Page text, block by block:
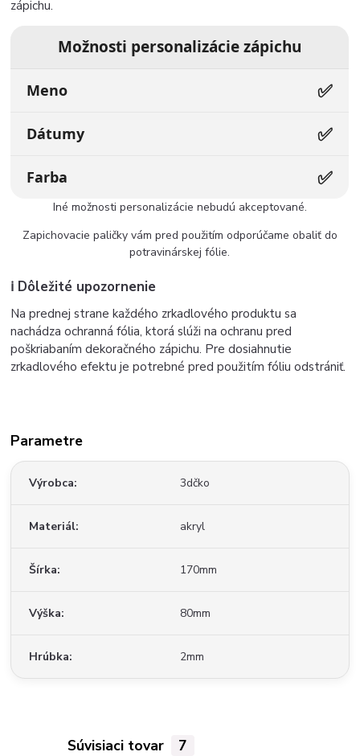
zápichu.
Možnosti personalizácie zápichu
Meno ✅
Dátumy ✅
Farba ✅
Iné možnosti personalizácie nebudú akceptované.
Zapichovacie paličky vám pred použitím odporúčame obaliť do
potravinárskej fólie.
ℹ️ Dôležité upozornenie
Na prednej strane každého zrkadlového produktu sa
nachádza ochranná fólia, ktorá slúži na ochranu pred
poškriabaním dekoračného zápichu. Pre dosiahnutie
zrkadlového efektu je potrebné pred použitím fóliu odstrániť.
Parametre
Výrobca 3dčko
Materiál akryl
Šírka 170mm
Výška 80mm
Hrúbka 2mm
Súvisiaci tovar 7